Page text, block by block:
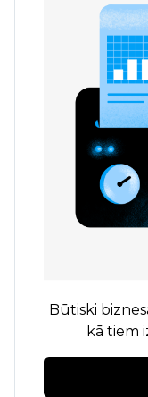
Būtiski
kā tiem